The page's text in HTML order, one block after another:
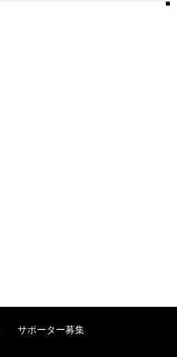
サポーター募集